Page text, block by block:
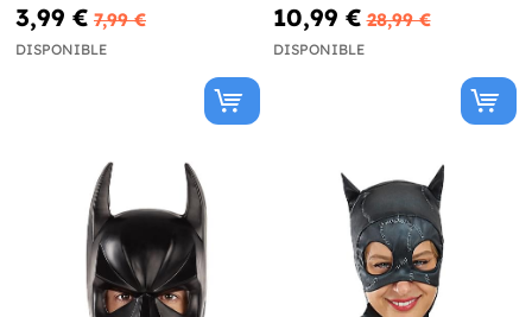
3,99 € 7,99 €
DISPONIBLE
10,99 € 28,99 €
DISPONIBLE